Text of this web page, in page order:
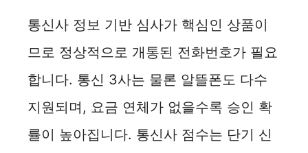
통신사 정보 기반 심사가 핵심인 상품이
므로 정상적으로 개통된 전화번호가 필요
합니다. 통신 3사는 물론 알뜰폰도 다수
지원되며, 요금 연체가 없을수록 승인 확
률이 높아집니다. 통신사 점수는 단기 신